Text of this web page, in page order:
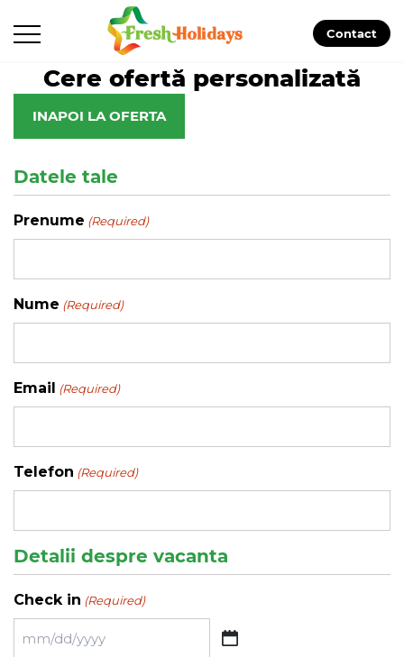
Contact
Cere ofertă personalizată
INAPOI LA OFERTA
Datele tale
Prenume (Required)
Nume (Required)
Email (Required)
Telefon (Required)
Detalii despre vacanta
Check in (Required)
MM